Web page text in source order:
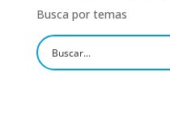
Busca por temas